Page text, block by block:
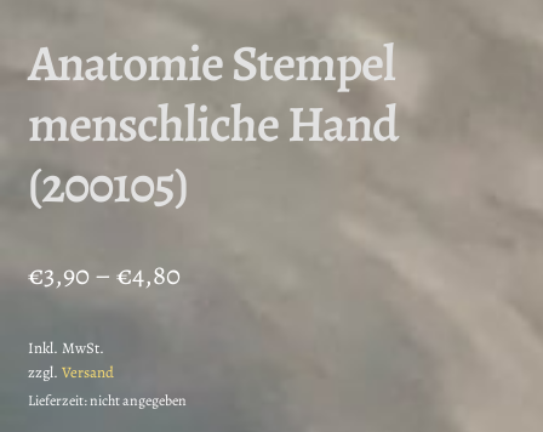
Anatomie Stempel
menschliche Hand
(200105)
€3,90–€4,80Preisspanne:
€4,80
Inkl. MwSt.
zzgl. Versand
Lieferzeit: nicht angegeben